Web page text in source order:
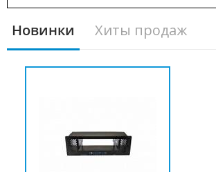
Новинки Хиты продаж